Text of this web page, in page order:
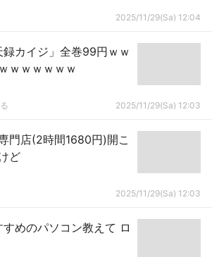
2025/11/29(Sa) 12:04
録カイジ」全巻99円ｗｗ
ｗｗｗｗｗｗ
2025/11/29(Sa) 12:03
門店(2時間1680円)開こ
ど
2025/11/29(Sa) 12:03
めのパソコン教えて ロ